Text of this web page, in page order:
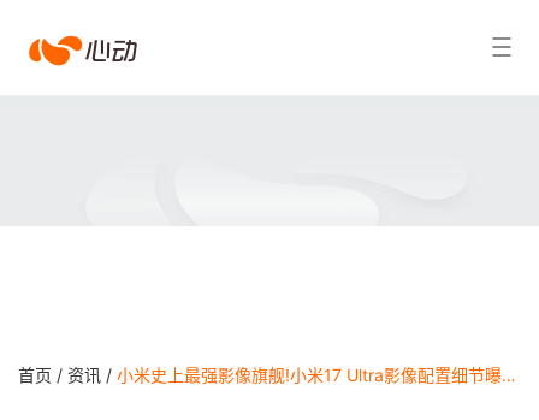
爱搜索结果
首页 / 资讯 / 小米史上最强影像旗舰!小米17 Ultra影像配置细节曝光 - 爱游戏app体育